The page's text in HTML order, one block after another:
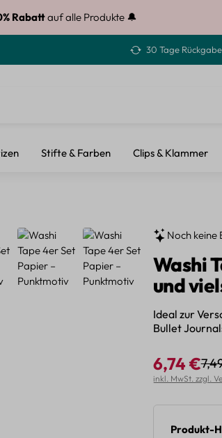
Rabattauf alle Produkte 🔔
30 Tage
Stifte & Farben Clips & Klammer
Noch keine
Washi
und
Ideal zur
Bullet
Verkaufspreis:
6,74 €
inkl. MwSt. zzgl.
Produkt-